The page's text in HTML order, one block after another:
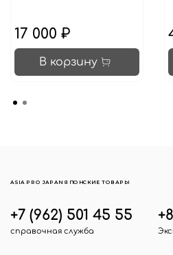
17 000 ₽
В корзину
+7 (962) 501 45 55
справочная служба
ASIA PRO JAPAN ЯПОНСКИЕ ТОВАРЫ